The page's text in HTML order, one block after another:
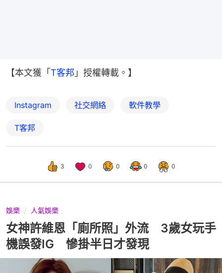
【本文獲「 T客邦 」授權轉載。】
Instagram 社交網絡 軟件教學
T客邦
3 0 0 0 0
娛樂 人氣娛樂
女神許維恩「廁所照」外流 3歲女玩手
機誤發IG 慘掛半日才發現